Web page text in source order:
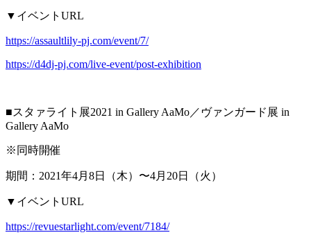
▼イベントURL
https://assaultlily-pj.com/event/7/
https://d4dj-pj.com/live-event/post-exhibition
■スタァライト展2021 in Gallery AaMo／ヴァンガード展 in
Gallery AaMo
※同時開催
期間：2021年4月8日（木）〜4月20日（火）
▼イベントURL
https://revuestarlight.com/event/7184/